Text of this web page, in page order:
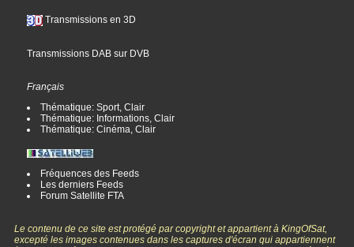
Transmissions en 3D
Transmissions DAB sur DVB
Français
Thématique: Sport, Clair
Thématique: Informations, Clair
Thématique: Cinéma, Clair
Fréquences des Feeds
Les derniers Feeds
Forum Satellite FTA
Le contenu de ce site est protégé par copyright et appartient à KingOfSat,
excepté les images contenues dans les captures d'écran qui appartiennent